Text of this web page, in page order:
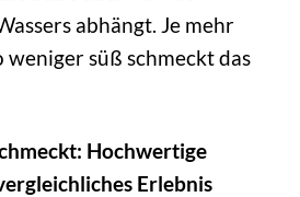
abhängt. Je mehr
weniger süß schmeckt das
Hochwertige
Erlebnis